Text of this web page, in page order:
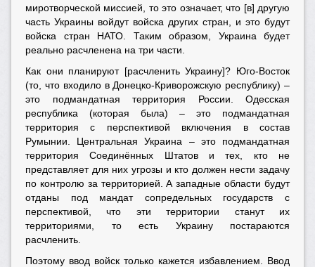
миротворческой миссией, то это означает, что [в] другую
часть Украины войдут войска других стран, и это будут
войска стран НАТО. Таким образом, Украина будет
реально расчленена на три части.
Как они планируют [расчленить Украину]? Юго-Восток
(то, что входило в Донецко-Криворожскую республику) –
это подмандатная территория России. Одесская
республика (которая была) – это подмандатная
территория с перспективой включения в состав
Румынии. Центральная Украина – это подмандатная
территория Соединённых Штатов и тех, кто не
представляет для них угрозы и кто должен нести задачу
по контролю за территорией. А западные области будут
отданы под мандат сопредельных государств с
перспективой, что эти территории станут их
территориями, то есть Украину постараются
расчленить.
Поэтому ввод войск только кажется избавлением. Ввод